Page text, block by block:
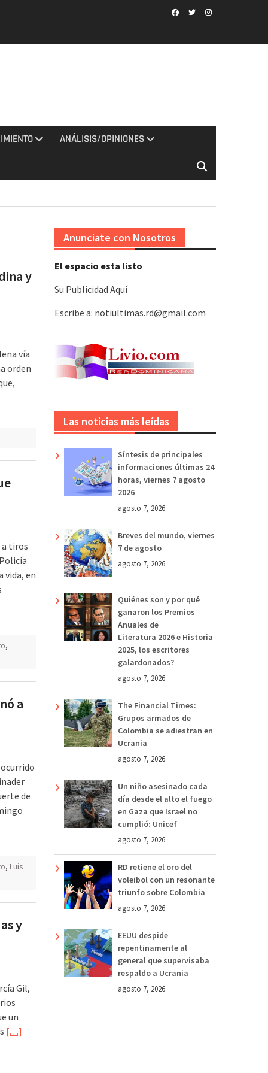
ANÁLISIS/OPINIONES
y
vía
orden
a tiros
vida, en
,
a
de
, Luis
y
Gil,
un
[…]
Anunciate con Nosotros
El espacio esta listo
Su Publicidad Aquí
Escribe a: notiultimas.rd@gmail.com
Las noticias más leídas
Síntesis de principales
informaciones últimas 24
horas, viernes 7 agosto
2026
agosto 7, 2026
Breves del mundo, viernes
7 de agosto
agosto 7, 2026
Quiénes son y por qué
ganaron los Premios
Anuales de
Literatura 2026 e Historia
2025, los escritores
galardonados?
agosto 7, 2026
The Financial Times:
Grupos armados de
Colombia se adiestran en
Ucrania
agosto 7, 2026
Un niño asesinado cada
día desde el alto el fuego
en Gaza que Israel no
cumplió: Unicef
agosto 7, 2026
RD retiene el oro del
voleibol con un resonante
triunfo sobre Colombia
agosto 7, 2026
EEUU despide
repentinamente al
general que supervisaba
respaldo a Ucrania
agosto 7, 2026